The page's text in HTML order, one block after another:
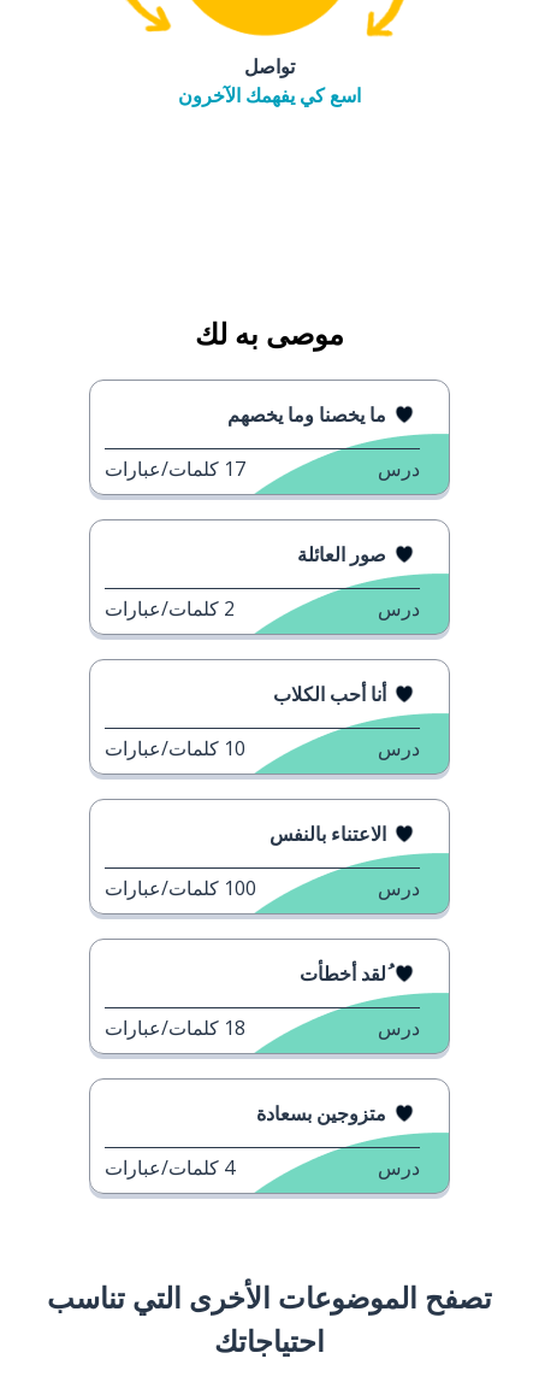
تواصل
اسع كي يفهمك الآخرون
موصى به لك
ما يخصنا وما يخصهم
درس 17 كلمات/عبارات
صور العائلة
درس 2 كلمات/عبارات
أنا أحب الكلاب
درس 10 كلمات/عبارات
الاعتناء بالنفس
درس 100 كلمات/عبارات
ُلقد أخطأت
درس 18 كلمات/عبارات
متزوجين بسعادة
درس 4 كلمات/عبارات
تصفح الموضوعات الأخرى التي تناسب
احتياجاتك